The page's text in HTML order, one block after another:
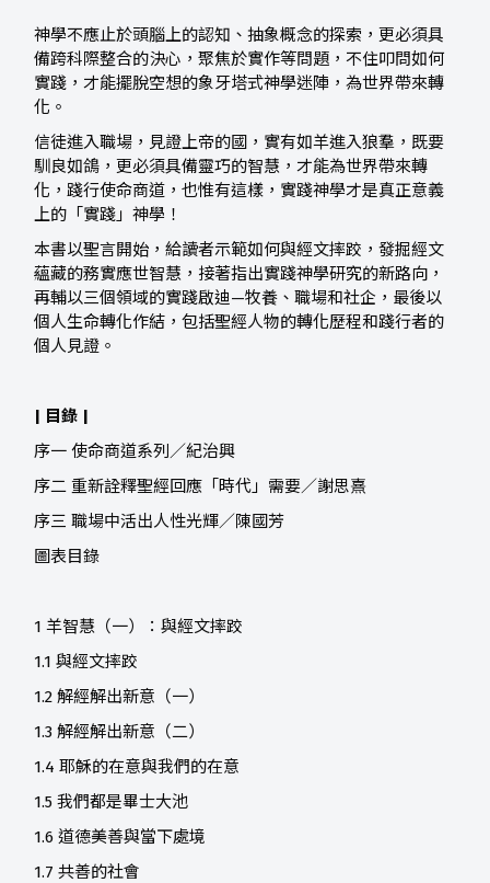
神學不應止於頭腦上的認知、抽象概念的探索，更必須具
備跨科際整合的決心，聚焦於實作等問題，不住叩問如何
實踐，才能擺脫空想的象牙塔式神學迷陣，為世界帶來轉
化。
信徒進入職場，見證上帝的國，實有如羊進入狼羣，既要
馴良如鴿，更必須具備靈巧的智慧，才能為世界帶來轉
化，踐行使命商道，也惟有這樣，實踐神學才是真正意義
上的「實踐」神學！
本書以聖言開始，給讀者示範如何與經文摔跤，發掘經文
蘊藏的務實應世智慧，接著指出實踐神學研究的新路向，
再輔以三個領域的實踐啟迪—牧養、職場和社企，最後以
個人生命轉化作結，包括聖經人物的轉化歷程和踐行者的
個人見證。
| 目錄 |
序一 使命商道系列／紀治興
序二 重新詮釋聖經回應「時代」需要／謝思熹
序三 職場中活出人性光輝／陳國芳
圖表目錄
1 羊智慧（一）：與經文摔跤
1.1 與經文摔跤
1.2 解經解出新意（一）
1.3 解經解出新意（二）
1.4 耶穌的在意與我們的在意
1.5 我們都是畢士大池
1.6 道德美善與當下處境
1.7 共善的社會